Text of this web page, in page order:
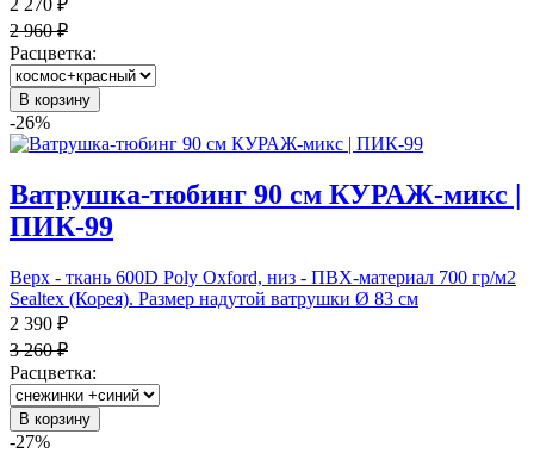
2 270 ₽
2 960 ₽
Расцветка:
В корзину
-26%
Ватрушка-тюбинг 90 см КУРАЖ-микс |
ПИК-99
Верх - ткань 600D Poly Oxford, низ - ПВХ-материал 700 гр/м2
Sealtex (Корея). Размер надутой ватрушки Ø 83 см
2 390 ₽
3 260 ₽
Расцветка:
В корзину
-27%